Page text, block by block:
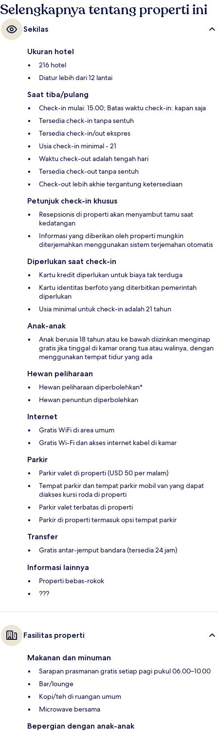
Selengkapnya tentang properti ini
Sekilas
Ukuran hotel
216 hotel
Diatur lebih dari 12 lantai
Saat tiba/pulang
Check-in mulai: 15.00; Batas waktu check-in: kapan saja
Tersedia check-in tanpa sentuh
Tersedia check-in/out ekspres
Usia check-in minimal - 21
Waktu check-out adalah tengah hari
Tersedia check-out tanpa sentuh
Check-out lebih akhie tergantung ketersediaan
Petunjuk check-in khusus
Resepsionis di properti akan menyambut tamu saat
kedatangan
Informasi yang diberikan oleh properti mungkin
diterjemahkan menggunakan sistem terjemahan otomatis
Diperlukan saat check-in
Kartu kredit diperlukan untuk biaya tak terduga
Kartu identitas berfoto yang diterbitkan pemerintah
diperlukan
Usia minimal untuk check-in adalah 21 tahun
Anak-anak
Anak berusia 18 tahun atau ke bawah diizinkan menginap
gratis jika tinggal di kamar orang tua atau walinya, dengan
menggunakan tempat tidur yang ada
Hewan peliharaan
Hewan peliharaan diperbolehkan*
Hewan penuntun diperbolehkan
Internet
Gratis WiFi di area umum
Gratis Wi-Fi dan akses internet kabel di kamar
Parkir
Parkir valet di properti (USD 50 per malam)
Tempat parkir dan tempat parkir mobil van yang dapat
diakses kursi roda di properti
Parkir valet terbatas di properti
Parkir di properti termasuk opsi tempat parkir
Transfer
Gratis antar-jemput bandara (tersedia 24 jam)
Informasi lainnya
Properti bebas-rokok
???
Fasilitas properti
Makanan dan minuman
Sarapan prasmanan gratis setiap pagi pukul 06.00–10.00
Bar/lounge
Kopi/teh di ruangan umum
Microwave bersama
Bepergian dengan anak-anak